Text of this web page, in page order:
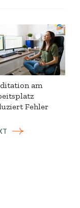
am
Fehler